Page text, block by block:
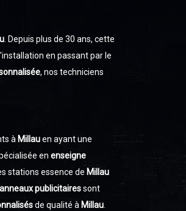
. Depuis plus de 30 ans, cette
en passant par le
, nos techniciens
à Millauen ayant une
en enseigne
stations essence de Millau
publicitairessont
de qualité à Millau